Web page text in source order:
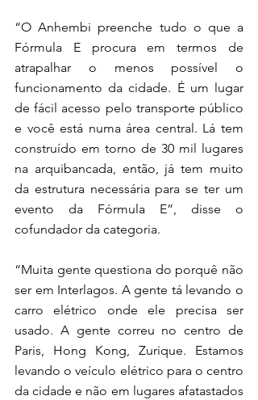
“O Anhembi preenche tudo o que a
Fórmula E procura em termos de
atrapalhar o menos possível o
funcionamento da cidade. É um lugar
de fácil acesso pelo transporte público
e você está numa área central. Lá tem
construído em torno de 30 mil lugares
na arquibancada, então, já tem muito
da estrutura necessária para se ter um
evento da Fórmula E”, disse o
cofundador da categoria.
“Muita gente questiona do porquê não
ser em Interlagos. A gente tá levando o
carro elétrico onde ele precisa ser
usado. A gente correu no centro de
Paris, Hong Kong, Zurique. Estamos
levando o veículo elétrico para o centro
da cidade e não em lugares afatastados